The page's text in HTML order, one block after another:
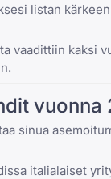
listan
vaadittiin kaksi
vuonna
sinua
italialaiset